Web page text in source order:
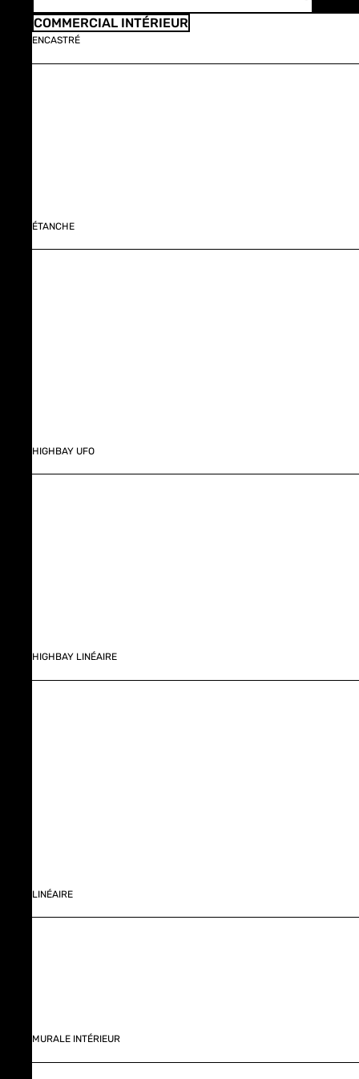
COMMERCIAL INTÉRIEUR
ENCASTRÉ
ÉTANCHE
HIGHBAY UFO
HIGHBAY LINÉAIRE
LINÉAIRE
MURALE INTÉRIEUR